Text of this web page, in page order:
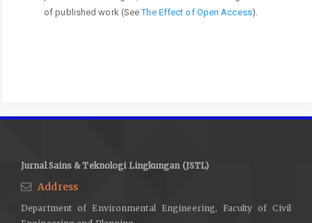
of published work (SeeThe Effect of Open Access).
Jurnal Sains & Teknologi Lingkungan (JSTL)
Address
Department of Environmental Engineering, Faculty of Civil